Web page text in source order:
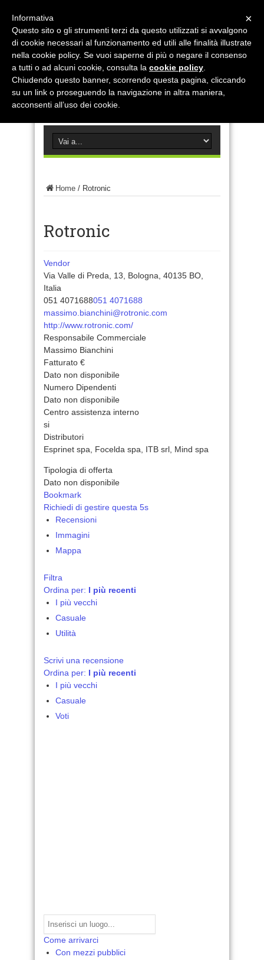
Home / Rotronic
Rotronic
Vendor
Via Valle di Preda, 13, Bologna, 40135 BO,
Italia
051 4071688051 4071688
massimo.bianchini@rotronic.com
http://www.rotronic.com/
Responsabile Commerciale
Massimo Bianchini
Fatturato €
Dato non disponibile
Numero Dipendenti
Dato non disponibile
Centro assistenza interno
si
Distributori
Esprinet spa, Focelda spa, ITB srl, Mind spa
Tipologia di offerta
Dato non disponibile
Bookmark
Richiedi di gestire questa 5s
Recensioni
Immagini
Mappa
Filtra
Ordina per: I più recenti
I più vecchi
Casuale
Utilità
Scrivi una recensione
Ordina per: I più recenti
I più vecchi
Casuale
Voti
Come arrivarci
Con mezzi pubblici
×
Informativa
Questo sito o gli strumenti terzi da questo utilizzati si avvalgono
di cookie necessari al funzionamento ed utili alle finalità illustrate
nella cookie policy. Se vuoi saperne di più o negare il consenso
a tutti o ad alcuni cookie, consulta la cookie policy
Chiudendo questo banner, scorrendo questa pagina, cliccando
su un link o proseguendo la navigazione in altra maniera,
acconsenti all’uso dei cookie.